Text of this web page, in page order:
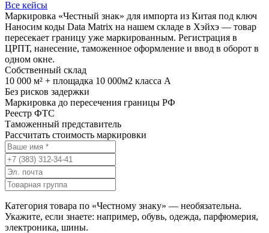
Все кейсы
Маркировка «Честный знак» для импорта из Китая под ключ
Наносим коды Data Matrix на нашем складе в Хэйхэ — товар
пересекает границу уже маркированным. Регистрация в
ЦРПТ, нанесение, таможенное оформление и ввод в оборот в
одном окне.
Собственный склад
10 000 м² + площадка 10 000м2 класса А
Без рисков задержки
Маркировка до пересечения границы РФ
Реестр ФТС
Таможенный представитель
Рассчитать стоимость маркировки
Категория товара по «Честному знаку» — необязательна.
Укажите, если знаете: например, обувь, одежда, парфюмерия,
электроника, шины.